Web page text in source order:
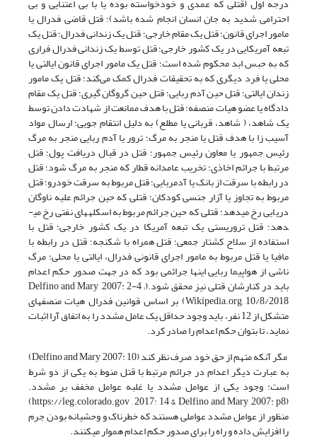
درجه اول (قتلی که عمدی و خودخواسته بوده یا با بی اعتنایی و بی
احترامی شدید به جان انسان انجام شده باشد)؛ قتل قاضی فدرال یا
مامور اجرای قانون؛ قتل یک مقام خارجی؛ قتل یک زندانی فدرال؛ قتل یک
تبعه آمریکایی در یک کشور خارجی؛ قتل توسط یک زندانی فدرال فراری
که به حبس ابد محکوم شده است؛ قتل یک مامور اجرای قانون ایالتی یا
محلی یا فرد دیگری که به تحقیقات فدرال کمک می‌کند؛ قتل یک مامور
زندان ایالتی؛ قتل حین آدم ربایی؛ قتل حین گروگان گیری؛ قتل یک مقام
دادگاه یا عضو هیات منصفه؛ قتل با هدف ممانعت از شهادت دادن توسط
یک شاهد، ( شاهد، قربانی یا مطلع) به دلیل انتقام جویی؛ ارسال مواد
آسیب زا با هدف قتل یا منجر به مرگ؛ ترور یا آدم ربایی منجر به مرگ
رئیس جمهور یا معاون رئیس جمهور؛ قتل در قبال دریافت پول؛ قتل
مرتبط با جرائم اخاذی؛ تخریب عامدانه قطار که منجر به مرگ شود؛ قتل
در رابطه با سرقت از بانک یا آدم­ربایی؛ قتل مربوط به سرقت خودرو؛ قتل
مربوط به تجاوز یا آزار جنسی کودکان؛ قتلی که حین جرائم علیه ناوگان
دریایی رخ می­دهد؛ قتلی که حین جرائم مربوط به اسکله­های نفتی رخ می­
دهد؛ قتل تروریستی یک تبعه آمریکا در یک کشور خارجی؛ قتل با
استفاده از سلاح کشتار جمعی؛ قتل همراه با شکنجه؛ قتل در رابطه با
مافیا یا قتل مربوط به مامور اجرای قانونی فدرال، ایالتی یا محلی؛ مرگ
ناشی از هواپیما ربایی این­ها جرائمی بود که در جهت صدور حکم اعدام
باید در کنارشان قتلی نیز محقق شود.(Delfino and Mary ,2007: 2-4 ;
Wikipedia.org, 10/8/2018) بر اساس قوانین فدرال هیات منصفه­ای
متشکل از 12 نفر، باید وجود حداقل یک عامل مشدد را به اتفاق آرا اثبات
نماید، تا بتوان حکم اعدام را صادر کرد.
مگر آن­که متهم از حق خود صرف نظر کند (Delfino and Mary ,2007: 10)
به عبارت دیگر اعدام در جرائم مرتبط با قتل منوط به یکی از دو شرط
است: وجود یکی از عوامل مشدد یا غلبه عوامل مخفف بر مشدد.
(https://leg.colorado.gov , 2017
:
14 & Delfino and Mary ,2007: p8)
منظور از عوامل مشدد عواملی هستند که خطرناک و وحشیانه بودن جرم
را افزایش داده و راه را برای صدور حکم اعدام هموار می­کنند.